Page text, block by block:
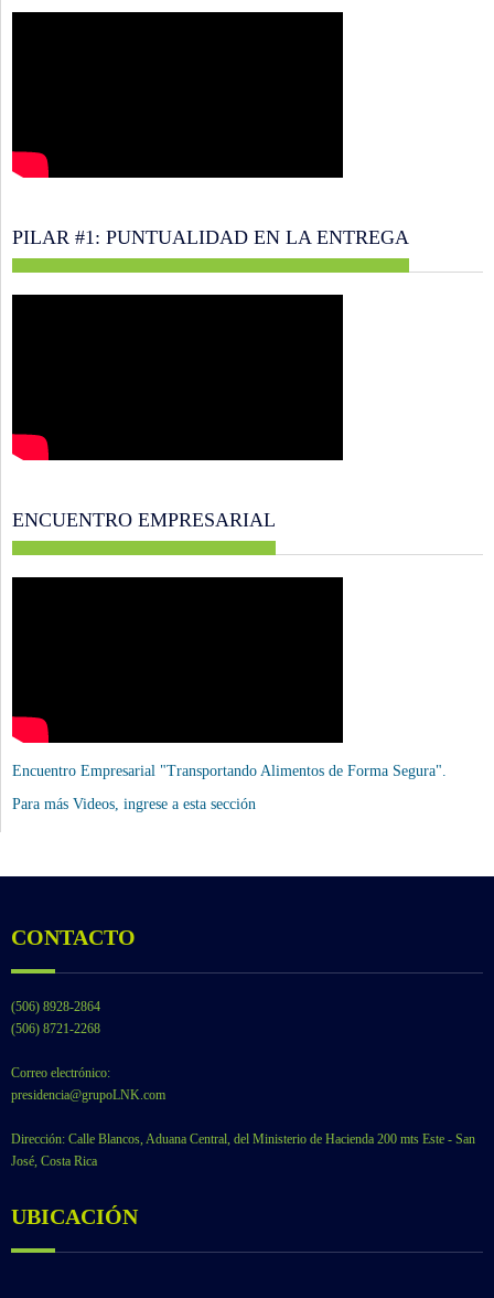
PILAR #1: PUNTUALIDAD EN LA ENTREGA
ENCUENTRO EMPRESARIAL
Encuentro Empresarial "Transportando Alimentos de Forma Segura".
Para más Videos, ingrese a esta sección
CONTACTO
(506) 8928-2864
(506) 8721-2268
Correo electrónico:
presidencia@grupoLNK.com
Dirección: Calle Blancos, Aduana Central, del Ministerio de Hacienda 200 mts Este - San
José, Costa Rica
UBICACIÓN